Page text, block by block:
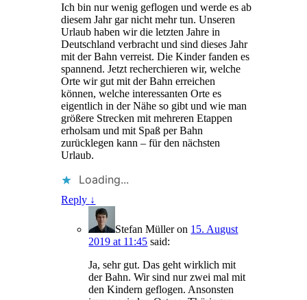
Ich bin nur wenig geflogen und werde es ab
diesem Jahr gar nicht mehr tun. Unseren
Urlaub haben wir die letzten Jahre in
Deutschland verbracht und sind dieses Jahr
mit der Bahn verreist. Die Kinder fanden es
spannend. Jetzt recherchieren wir, welche
Orte wir gut mit der Bahn erreichen
können, welche interessanten Orte es
eigentlich in der Nähe so gibt und wie man
größere Strecken mit mehreren Etappen
erholsam und mit Spaß per Bahn
zurücklegen kann – für den nächsten
Urlaub.
Loading...
Reply ↓
Stefan Mülleron 15. August
2019 at 11:45 said:
Ja, sehr gut. Das geht wirklich mit
der Bahn. Wir sind nur zwei mal mit
den Kindern geflogen. Ansonsten